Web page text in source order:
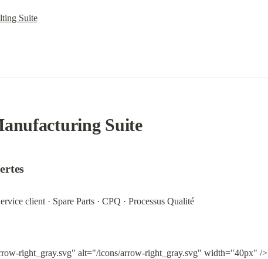
Suite
Suite
client · Spare Parts · CPQ · Processus Qualité
right_gray.svg" alt="/icons/arrow-right_gray.svg" width="40px" />